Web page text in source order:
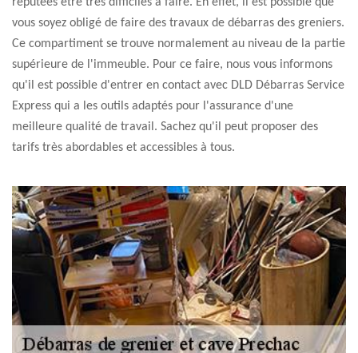
vous soyez obligé de faire des travaux de débarras des greniers.
Ce compartiment se trouve normalement au niveau de la partie
supérieure de l'immeuble. Pour ce faire, nous vous informons
qu'il est possible d'entrer en contact avec DLD Débarras Service
Express qui a les outils adaptés pour l'assurance d'une
meilleure qualité de travail. Sachez qu'il peut proposer des
tarifs très abordables et accessibles à tous.